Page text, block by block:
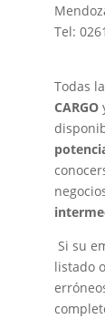
Tel:
Todas
CARGO
Si su
listado